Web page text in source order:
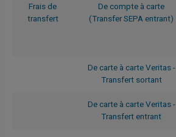
Frais de
transfert
De compte à carte
(Transfer SEPA entrant)
De carte à carte Veritas -
Transfert sortant
De carte à carte Veritas -
Transfert entrant